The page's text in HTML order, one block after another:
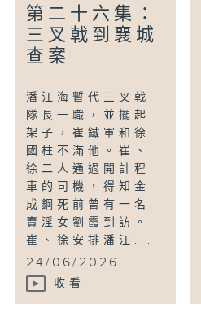
第二十六集：
三叉戟到襄城
查案
潘江海暫代三叉戟
隊長一職，並擺起
架子，崔鐵軍和徐
國柱不滿他。崔、
徐二人通過開計程
車的司機，得知金
成鋼死前曾有一名
賣淫女劉霞到訪。
崔、徐安排潘江...
24/06/2026
收看